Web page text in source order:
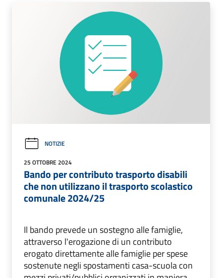
NOTIZIE
25 OTTOBRE 2024
Bando per contributo trasporto disabili
che non utilizzano il trasporto scolastico
comunale 2024/25
Il bando prevede un sostegno alle famiglie,
attraverso l'erogazione di un contributo
erogato direttamente alle famiglie per spese
sostenute negli spostamenti casa-scuola con